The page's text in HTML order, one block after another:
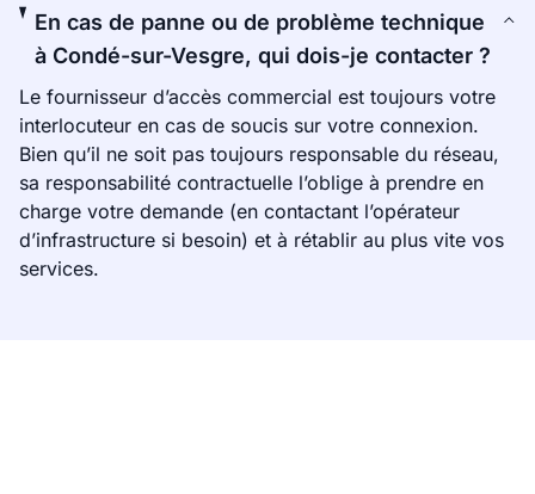
En cas de panne ou de problème technique
à Condé-sur-Vesgre, qui dois-je contacter ?
Le fournisseur d’accès commercial est toujours votre
interlocuteur en cas de soucis sur votre connexion.
Bien qu’il ne soit pas toujours responsable du réseau,
sa responsabilité contractuelle l’oblige à prendre en
charge votre demande (en contactant l’opérateur
d’infrastructure si besoin) et à rétablir au plus vite vos
services.